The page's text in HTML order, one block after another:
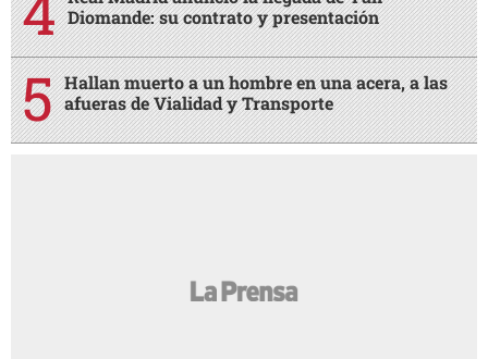
Diomande: su contrato y presentación
Hallan muerto a un hombre en una acera, a las
afueras de Vialidad y Transporte